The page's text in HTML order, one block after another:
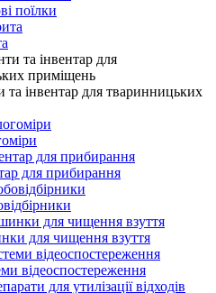
поїлки
та інвентар для тваринницьких
для прибирання
для чищення взуття
відеоспостереження